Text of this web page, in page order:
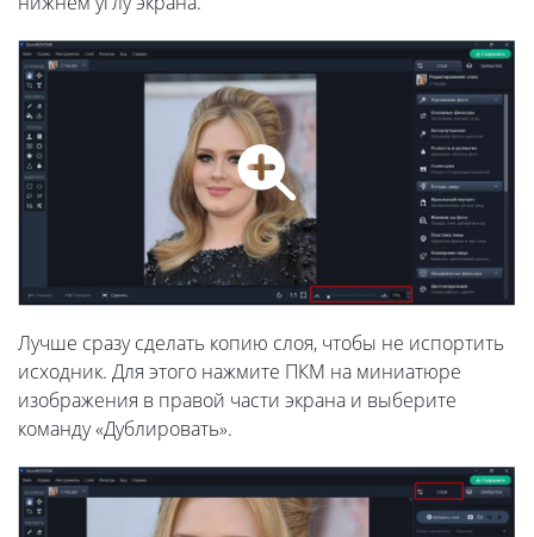
Лучше сразу сделать копию слоя, чтобы не испортить
исходник. Для этого нажмите ПКМ на миниатюре
изображения в правой части экрана и выберите
команду «Дублировать».